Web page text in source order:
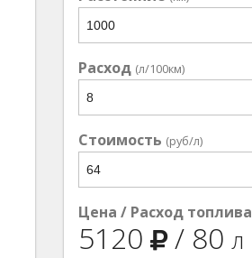
Расход (л/100км)
Стоимость (руб/л)
Цена / Расход топлива
5120 / 80 л